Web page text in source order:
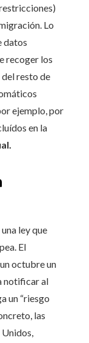
Lo
datos
recoger los
resto de
ejemplo, por
en la
ley que
El
octubre un
notificar al
un “riesgo
las
Unidos,